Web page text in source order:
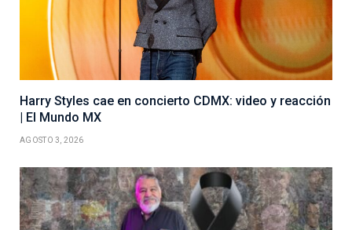
Harry Styles cae en concierto CDMX: video y reacción
| El Mundo MX
AGOSTO 3, 2026